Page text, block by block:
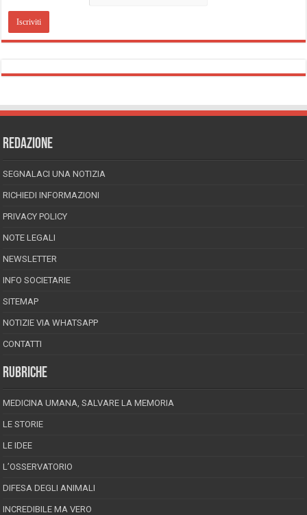
REDAZIONE
SEGNALACI UNA NOTIZIA
RICHIEDI INFORMAZIONI
PRIVACY POLICY
NOTE LEGALI
NEWSLETTER
INFO SOCIETARIE
SITEMAP
NOTIZIE VIA WHATSAPP
CONTATTI
RUBRICHE
MEDICINA UMANA, SALVARE LA MEMORIA
LE STORIE
LE IDEE
L’OSSERVATORIO
DIFESA DEGLI ANIMALI
INCREDIBILE MA VERO